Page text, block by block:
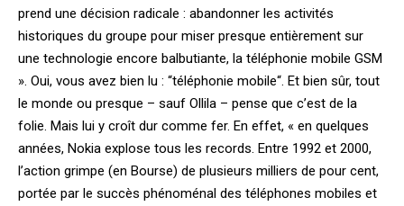
prend une décision radicale : abandonner les activités
historiques du groupe pour miser presque entièrement sur
une technologie encore balbutiante, la téléphonie mobile GSM
». Oui, vous avez bien lu : “téléphonie mobile“. Et bien sûr, tout
le monde ou presque – sauf Ollila – pense que c’est de la
folie. Mais lui y croît dur comme fer. En effet, « en quelques
années, Nokia explose tous les records. Entre 1992 et 2000,
l’action grimpe (en Bourse) de plusieurs milliers de pour cent,
portée par le succès phénoménal des téléphones mobiles et